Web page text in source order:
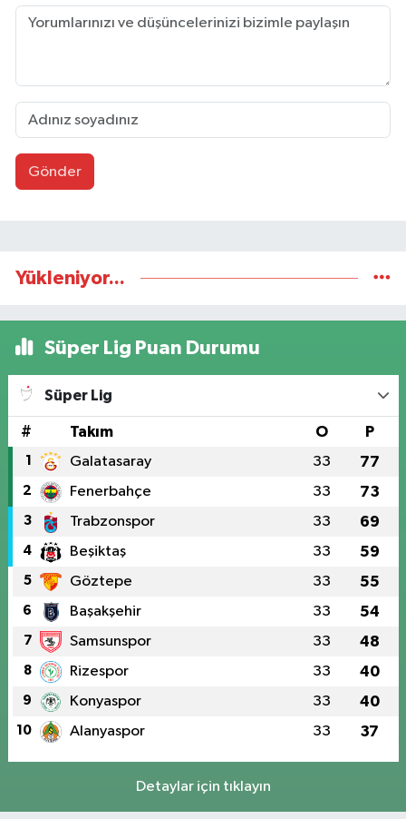
Gönder
Yükleniyor...
Süper Lig Puan Durumu
Süper Lig
# Takım O P
1 Galatasaray 33 77
2 Fenerbahçe 33 73
3 Trabzonspor 33 69
4 Beşiktaş 33 59
5 Göztepe 33 55
6 Başakşehir 33 54
7 Samsunspor 33 48
8 Rizespor 33 40
9 Konyaspor 33 40
10 Alanyaspor 33 37
Detaylar için tıklayın